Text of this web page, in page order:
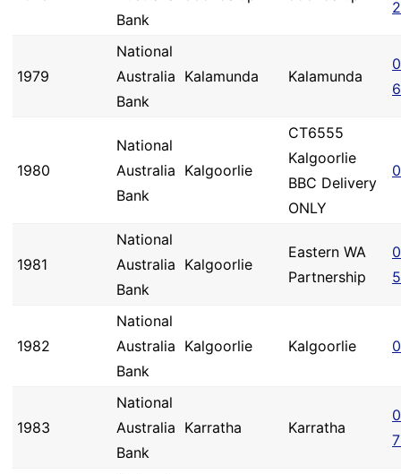
Bank
1979
National
Australia
Bank
Kalamunda Kalamunda
1980
National
Australia
Bank
Kalgoorlie
CT6555
Kalgoorlie
BBC Delivery
ONLY
1981
National
Australia
Bank
Kalgoorlie
Eastern WA
Partnership
1982
National
Australia
Bank
Kalgoorlie Kalgoorlie
1983
National
Australia
Bank
Karratha Karratha